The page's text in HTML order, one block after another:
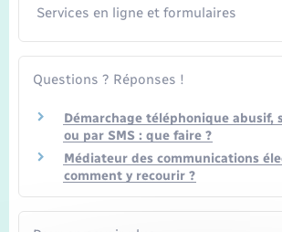
Services en ligne et formulaires
Questions ? Réponses !
Démarchage téléphonique abusif,
ou par SMS : que faire ?
Médiateur des communications
comment y recourir ?